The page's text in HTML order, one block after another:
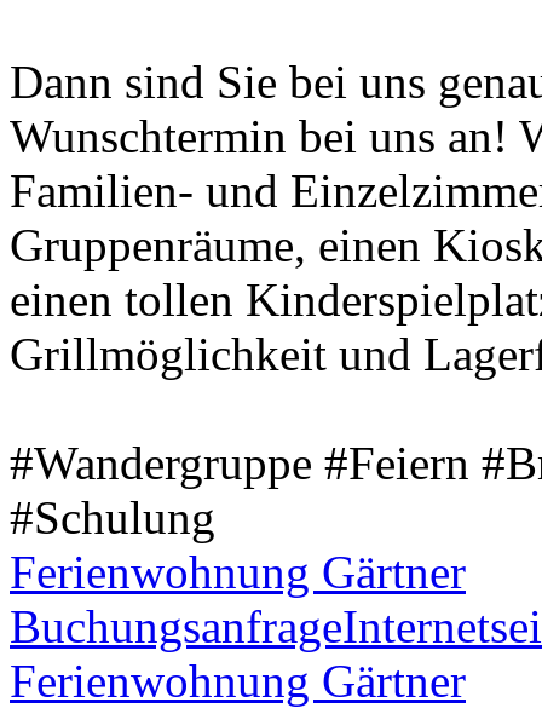
Dann sind Sie bei uns
Wunschtermin bei uns an!
Familien- und
Gruppenräume, einen
einen tollen
Grillmöglichkeit und
#Wandergruppe #Feiern
#Schulung
Ferienwohnung Gärtner
Buchungsanfrage
Ferienwohnung Gärtner